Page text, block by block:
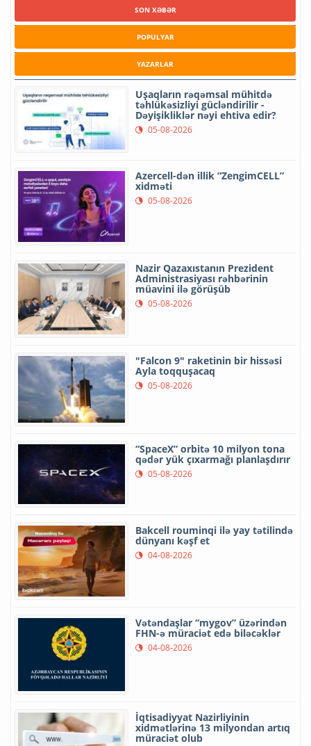
SON XƏBƏR
POPULYAR
YAZARLAR
Uşaqların rəqəmsal mühitdə
təhlükəsizliyi gücləndirilir -
Dəyişikliklər nəyi ehtiva edir?
05-08-2026
Azercell-dən illik “ZengimCELL”
xidməti
05-08-2026
Nazir Qazaxıstanın Prezident
Administrasiyası rəhbərinin
müavini ilə görüşüb
05-08-2026
"Falcon 9" raketinin bir hissəsi
Ayla toqquşacaq
05-08-2026
“SpaceX” orbitə 10 milyon tona
qədər yük çıxarmağı planlaşdırır
05-08-2026
Bakcell rouminqi ilə yay tətilində
dünyanı kəşf et
04-08-2026
Vətəndaşlar “mygov” üzərindən
FHN-ə müraciət edə biləcəklər
04-08-2026
İqtisadiyyat Nazirliyinin
xidmətlərinə 13 milyondan artıq
müraciət olub